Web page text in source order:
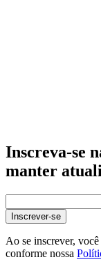
Inscreva-se
manter
Inscrever-se
Ao se inscrever,
conforme nossa